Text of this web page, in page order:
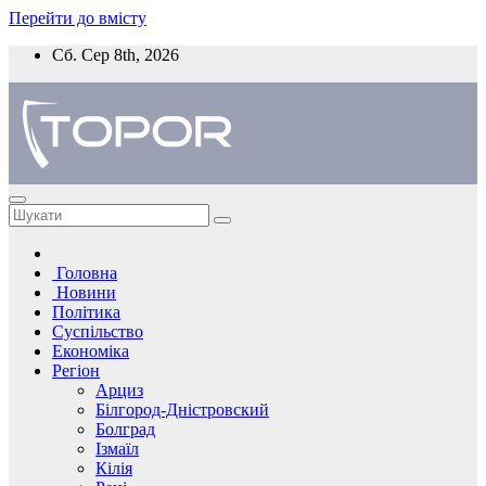
Перейти до вмісту
Сб. Сер 8th, 2026
Головна
Новини
Політика
Суспільство
Економіка
Регіон
Арциз
Білгород-Дністровский
Болград
Ізмаїл
Кілія